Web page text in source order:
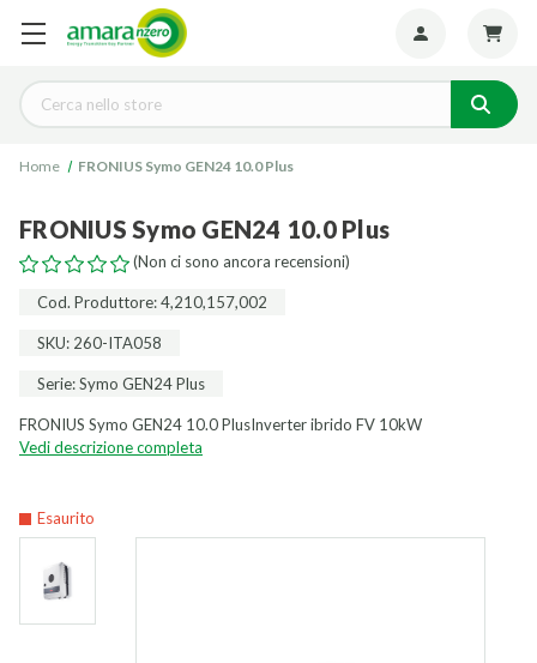
Cerca
Home FRONIUS Symo GEN24 10.0 Plus
FRONIUS Symo GEN24 10.0 Plus
(Non ci sono ancora recensioni)
Cod. Produttore: 4,210,157,002
SKU: 260-ITA058
Serie: Symo GEN24 Plus
FRONIUS Symo GEN24 10.0 PlusInverter ibrido FV 10kW
Vedi descrizione completa
Esaurito